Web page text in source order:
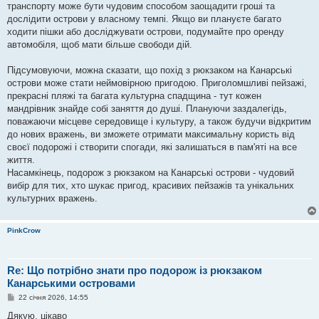
транспорту може бути чудовим способом заощадити гроші та
дослідити острови у власному темпі. Якщо ви плануєте багато
ходити пішки або досліджувати острови, подумайте про оренду
автомобіля, щоб мати більше свободи дій.
Підсумовуючи, можна сказати, що похід з рюкзаком на Канарські
острови може стати неймовірною пригодою. Приголомшливі пейзажі,
прекрасні пляжі та багата культурна спадщина - тут кожен
мандрівник знайде собі заняття до душі. Плануючи заздалегідь,
поважаючи місцеве середовище і культуру, а також будучи відкритим
до нових вражень, ви зможете отримати максимальну користь від
своєї подорожі і створити спогади, які залишаться в пам'яті на все
життя.
Насамкінець, подорож з рюкзаком на Канарські острови - чудовий
вибір для тих, хто шукає пригод, красивих пейзажів та унікальних
культурних вражень.
PinkCrow
Re: Що потрібно знати про подорож із рюкзаком
Канарськими островами
П
в
22 січня 2026, 14:55
Дякую, цікаво